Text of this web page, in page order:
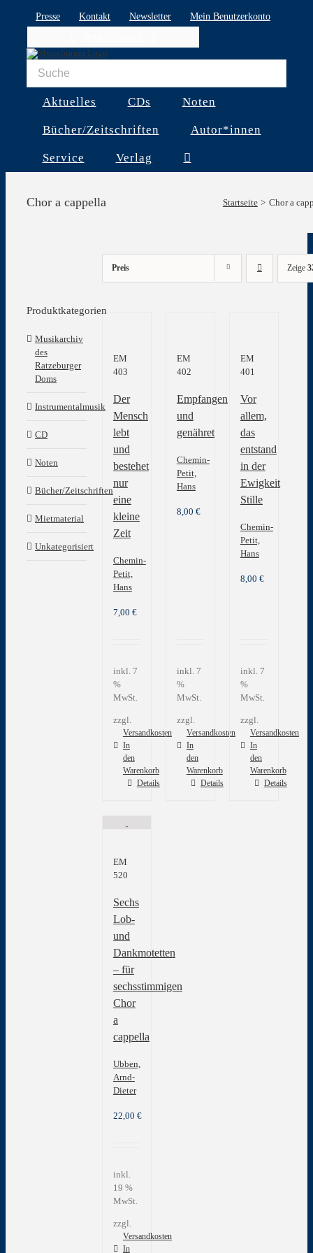
Presse Kontakt Newsletter
Mein Benutzerkonto
Aktuelles CDs Noten
Bücher/Zeitschriften Autor*innen
Service Verlag
Chor a cappella Startseite Chor a
Preis Zeige
EM
403
Der
Mensch
lebt
und
bestehet
nur
eine
kleine
Zeit
Chemin-
Petit,
Hans
7,00 €
inkl. 7
%
MwSt.
zzgl.
Versandkosten
In
den
Warenkorb
Details
EM
402
Empfangen
und
genähret
Chemin-
Petit,
Hans
8,00 €
inkl. 7
%
MwSt.
zzgl.
Versandkosten
In
den
Warenkorb
Details
EM
401
Vor
allem,
das
entstand
in der
Ewigkeit
Stille
Chemin-
Petit,
Hans
8,00 €
inkl. 7
%
MwSt.
zzgl.
Versandkosten
In
den
Warenkorb
Details
EM
520
Sechs
Lob-
und
Dankmotetten
– für
sechsstimmigen
Chor
a
cappella
Ubben,
Arnd-
Dieter
22,00 €
inkl.
19 %
MwSt.
zzgl.
Versandkosten
In
Produktkategorien
Musikarchiv
des
Ratzeburger
Doms
Instrumentalmusik
CD
Noten
Bücher/Zeitschriften
Mietmaterial
Unkategorisiert